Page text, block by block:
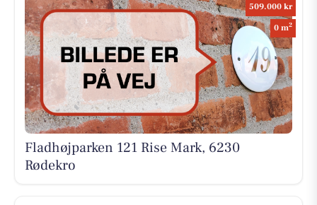
509.000 kr
0 m2
Fladhøjparken 121 Rise Mark, 6230
Rødekro